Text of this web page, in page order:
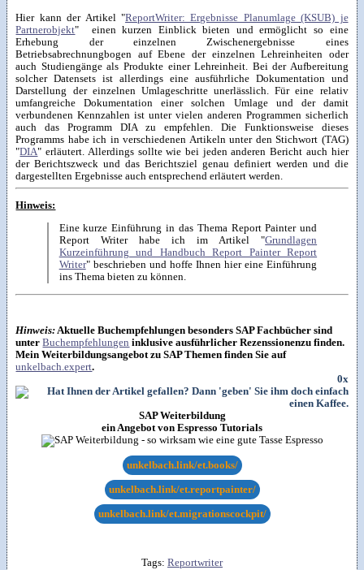
Hier kann der Artikel "ReportWriter: Ergebnisse Planumlage (KSUB) je
Partnerobjekt" einen kurzen Einblick bieten und ermöglicht so eine
Erhebung der einzelnen Zwischenergebnisse eines
Betriebsabrechnungbogen auf Ebene der einzelnen Lehreinheiten oder
auch Studiengänge als Produkte einer Lehreinheit. Bei der Aufbereitung
solcher Datensets ist allerdings eine ausführliche Dokumentation und
Darstellung der einzelnen Umlageschritte unerlässlich. Für eine relativ
umfangreiche Dokumentation einer solchen Umlage und der damit
verbundenen Kennzahlen ist unter vielen anderen Programmen sicherlich
auch das Programm DIA zu empfehlen. Die Funktionsweise dieses
Programms habe ich in verschiedenen Artikeln unter den Stichwort (TAG)
"DIA" erläutert. Allerdings sollte wie bei jeden anderen Bericht auch hier
der Berichtszweck und das Berichtsziel genau definiert werden und die
dargestellten Ergebnisse auch entsprechend erläutert werden.
Hinweis:
Eine kurze Einführung in das Thema Report Painter und
Report Writer habe ich im Artikel "Grundlagen
Kurzeinführung und Handbuch Report Painter Report
Writer" beschrieben und hoffe Ihnen hier eine Einführung
ins Thema bieten zu können.
Hinweis:Aktuelle Buchempfehlungen besonders SAP Fachbücher sind
unterBuchempfehlungen inklusive ausführlicher Rezenssionenzu finden.
Mein Weiterbildungsangebot zu SAP Themen finden Sie auf
unkelbach.expert.
0x
SAP Weiterbildung
ein Angebot von Espresso Tutorials
unkelbach.link/et.books/
unkelbach.link/et.reportpainter/
unkelbach.link/et.migrationscockpit/
Tags: Reportwriter